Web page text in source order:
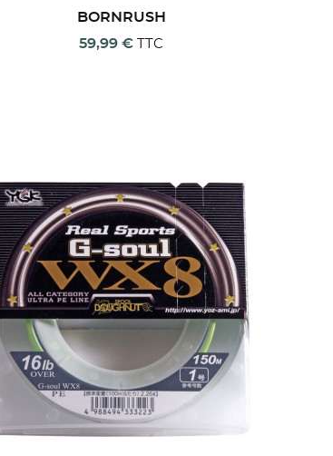
BORNRUSH
59,99 € TTC